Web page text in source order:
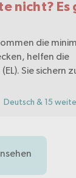
nicht? Es
die
helfen die
Sie sichern
über die
Deutsch & 15